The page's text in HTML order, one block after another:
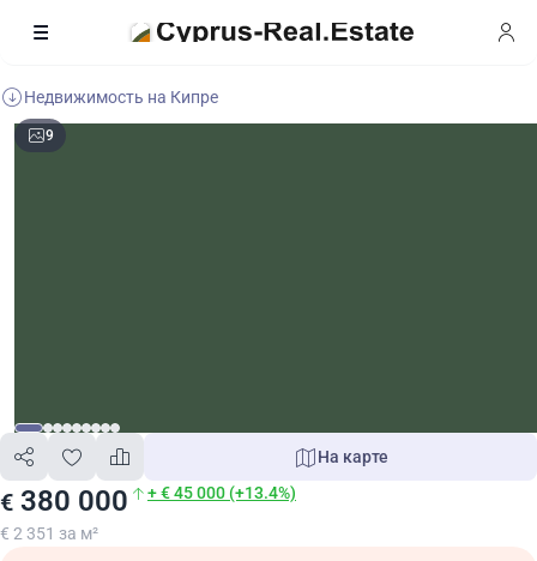
Недвижимость на Кипре
9
€ 380 000 + € 45 000 (+13.4%)
€ 2 351 за м²
На карте